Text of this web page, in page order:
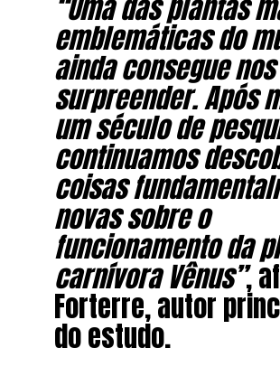
“Uma das plantas
emblemáticas do
ainda consegue nos
surpreender. Após
um século de
continuamos
coisas
novas sobre o
funcionamento da
carnívora Vênus”,
Forterre, autor
do estudo.